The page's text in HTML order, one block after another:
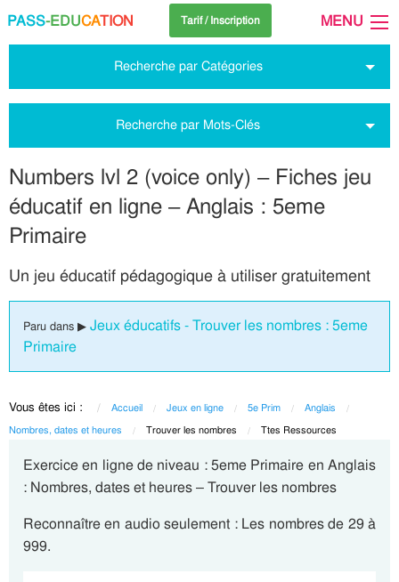
PASS-EDUCATION Tarif / Inscription MENU
Recherche par Catégories
Recherche par Mots-Clés
Numbers lvl 2 (voice only) – Fiches jeu
éducatif en ligne – Anglais : 5eme
Primaire
Un jeu éducatif pédagogique à utiliser gratuitement
Paru dans ▶ Jeux éducatifs - Trouver les nombres : 5eme
Primaire
Vous êtes ici : Accueil Jeux en ligne 5e Prim
Anglais
Nombres, dates et heures
Current:
Trouver les nombres Current:
Ttes Ressources
Exercice en ligne de niveau : 5eme Primaire en Anglais
: Nombres, dates et heures – Trouver les nombres
Reconnaître en audio seulement : Les nombres de 29 à
999.